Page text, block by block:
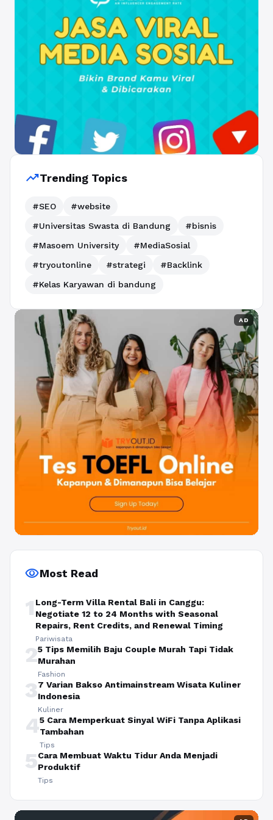
trending_upTrending Topics
#SEO
#website
#Universitas Swasta di Bandung
#bisnis
#Masoem University
#MediaSosial
#tryoutonline
#strategi
#Backlink
#Kelas Karyawan di bandung
AD
visibilityMost Read
1 Long-Term Villa Rental Bali in Canggu:
Negotiate 12 to 24 Months with Seasonal
Repairs, Rent Credits, and Renewal Timing
Pariwisata
25 Tips Memilih Baju Couple Murah Tapi Tidak
Murahan
Fashion
37 Varian Bakso Antimainstream Wisata Kuliner
Indonesia
Kuliner
45 Cara Memperkuat Sinyal WiFi Tanpa Aplikasi
Tambahan
Tips
5Cara Membuat Waktu Tidur Anda Menjadi
Produktif
Tips